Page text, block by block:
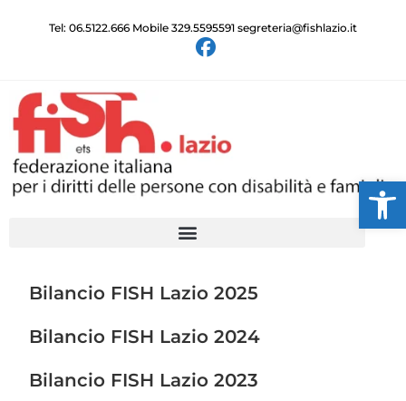
Tel: 06.5122.666 Mobile 329.5595591 segreteria@fishlazio.it
Bilancio FISH Lazio 2025
Bilancio FISH Lazio 2024
Bilancio FISH Lazio 2023